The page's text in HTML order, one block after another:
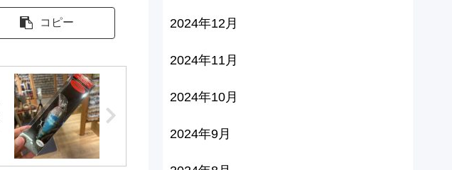
コピー 2024年12月
2024年11月
2024年10月
2024年9月